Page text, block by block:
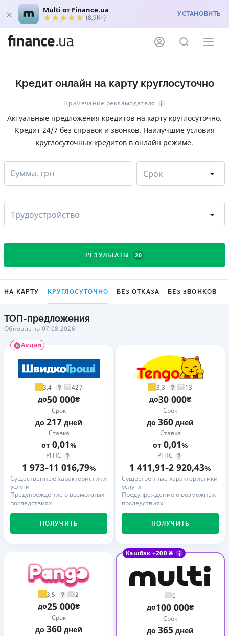
Multi от Finance.ua
(8,9K+) УСТАНОВИТЬ
Кредит онлайн на карту круглосуточно
Примечание рекламодателя
Актуальные предложения кредитов на карту круглосуточно.
Кредит 24/7 без справок и звонков. Наилучшие условия
круглосуточных кредитов в онлайн режиме.
Сумма, грн Срок
Трудоустройство
РЕЗУЛЬТАТЫ 20
НА КАРТУ КРУГЛОСУТОЧНО БЕЗ ОТКАЗА БЕЗ ЗВОНКОВ
ТОП-предложения
Обновлено 07.08.2026
Акция
3,4 427
до50 000₴
Срок
до 217 дней
Ставка
от 0,01%
РГПС
1 973–11 016,79%
Существенные характеристики
услуги
Предупреждение о возможных
последствиях
ПОЛУЧИТЬ
3,3 13
до30 000₴
Срок
до 360 дней
Ставка
от 0,01%
РГПС
1 411,91–2 920,43%
Существенные характеристики
услуги
Предупреждение о возможных
последствиях
ПОЛУЧИТЬ
3,5 2
до25 000₴
Срок
до 360 дней
Кэшбэк +200 ₴
0
до100 000₴
Срок
до 365 дней